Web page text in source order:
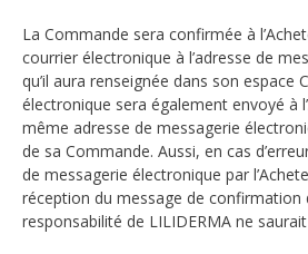
La Commande sera confirmée à
courrier électronique à l’adresse de
qu’il aura renseignée dans son espace
électronique sera également envoyé à
même adresse de messagerie
de sa Commande. Aussi, en cas
de messagerie électronique par
réception du message de confirmation
responsabilité de LILIDERMA ne